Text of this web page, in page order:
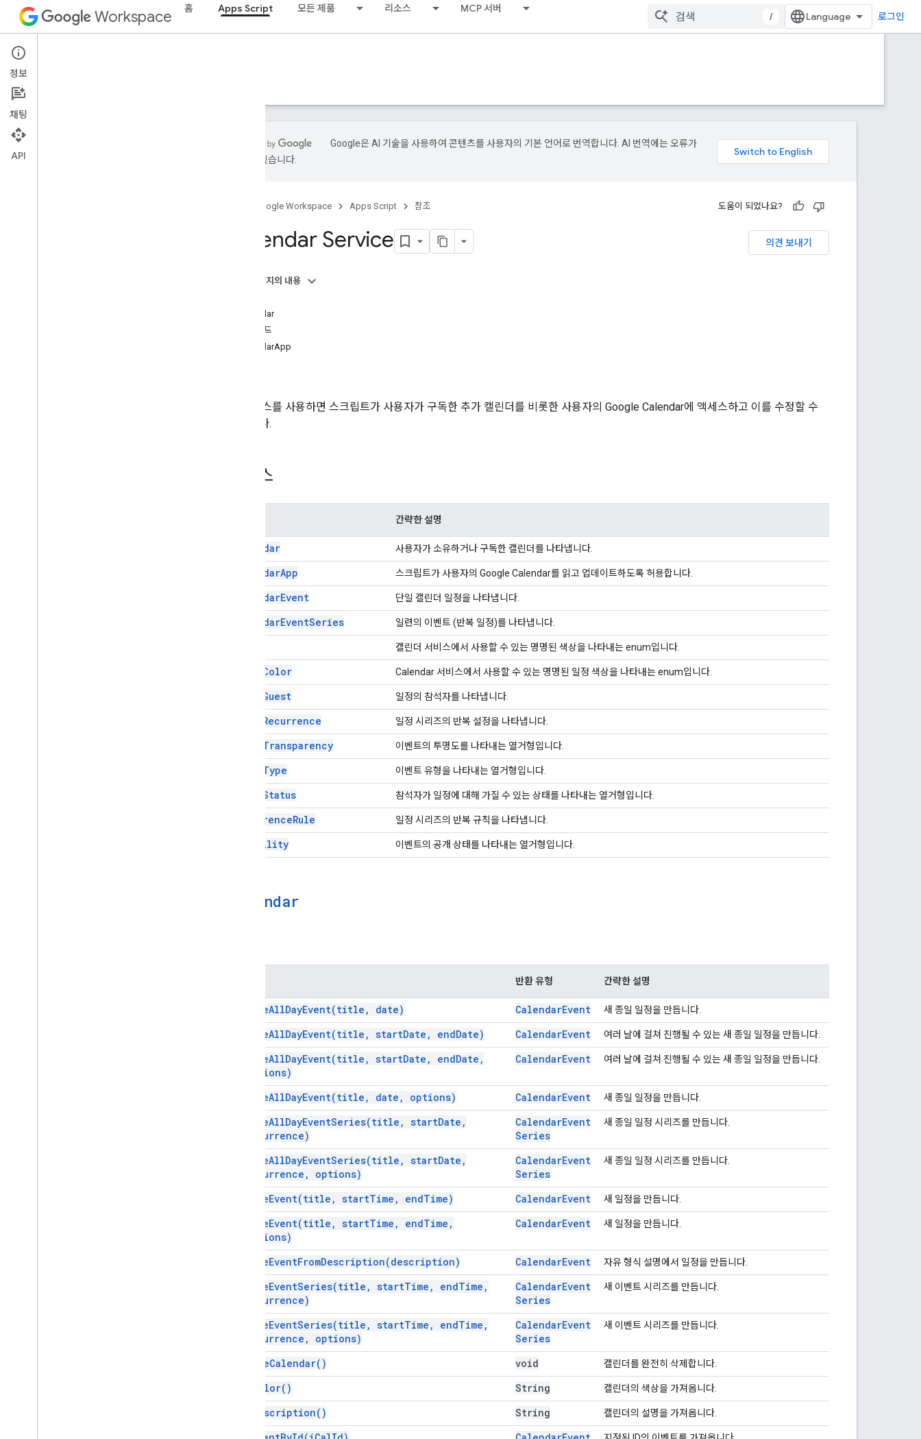
Workspace 홈 Apps Script 모든 제품 리소스 MCP 서버
/ 로그인
Apps Script
개요
Google은 AI 기술을 사용하여 콘텐츠를 사용자의 기본 언어로 번역합니다. AI 번역에는 오류가
있을 수 있습니다.
Google Workspace Apps Script 참조 도움이 되었나요?
의견 보내기
Calendar Service
이 페이지의 내용
Calendar
메서드
CalendarApp
이 서비스를 사용하면 스크립트가 사용자가 구독한 추가 캘린더를 비롯한 사용자의 Google Calendar에 액세스하고 이를 수정할 수
있습니다.
클래스
간략한 설명
Calendar 사용자가 소유하거나 구독한 캘린더를 나타냅니다.
CalendarApp 스크립트가 사용자의 Google Calendar를 읽고 업데이트하도록 허용합니다.
CalendarEvent 단일 캘린더 일정을 나타냅니다.
CalendarEventSeries 일련의 이벤트 (반복 일정)를 나타냅니다.
캘린더 서비스에서 사용할 수 있는 명명된 색상을 나타내는 enum입니다.
Color Calendar 서비스에서 사용할 수 있는 명명된 일정 색상을 나타내는 enum입니다.
Guest 일정의 참석자를 나타냅니다.
Recurrence 일정 시리즈의 반복 설정을 나타냅니다.
Transparency 이벤트의 투명도를 나타내는 열거형입니다.
Type 이벤트 유형을 나타내는 열거형입니다.
Status 참석자가 일정에 대해 가질 수 있는 상태를 나타내는 열거형입니다.
RecurrenceRule 일정 시리즈의 반복 규칙을 나타냅니다.
Visibility 이벤트의 공개 상태를 나타내는 열거형입니다.
Calendar
반환 유형 간략한 설명
createAllDayEvent(title , date) CalendarEvent 새 종일 일정을 만듭니다.
createAllDayEvent(title , startDate , endDate) CalendarEvent 여러 날에 걸쳐 진행될 수 있는 새 종일 일정을 만듭니다.
createAllDayEvent(title , startDate , endDate ,
options)
CalendarEvent 여러 날에 걸쳐 진행될 수 있는 새 종일 일정을 만듭니다.
createAllDayEvent(title , date , options) CalendarEvent 새 종일 일정을 만듭니다.
createAllDayEventSeries(title , startDate ,
recurrence)
CalendarEvent
Series
새 종일 일정 시리즈를 만듭니다.
createAllDayEventSeries(title , startDate ,
recurrence , options)
CalendarEvent
Series
새 종일 일정 시리즈를 만듭니다.
createEvent(title , startTime , endTime) CalendarEvent 새 일정을 만듭니다.
createEvent(title , startTime , endTime ,
options)
CalendarEvent 새 일정을 만듭니다.
createEventFromDescription(description) CalendarEvent 자유 형식 설명에서 일정을 만듭니다.
createEventSeries(title , startTime , endTime ,
recurrence)
CalendarEvent
Series
새 이벤트 시리즈를 만듭니다.
createEventSeries(title , startTime , endTime ,
recurrence , options)
CalendarEvent
Series
새 이벤트 시리즈를 만듭니다.
deleteCalendar( ) void 캘린더를 완전히 삭제합니다.
Color( ) String 캘린더의 색상을 가져옵니다.
Description( ) String 캘린더의 설명을 가져옵니다.
정보
채팅
API